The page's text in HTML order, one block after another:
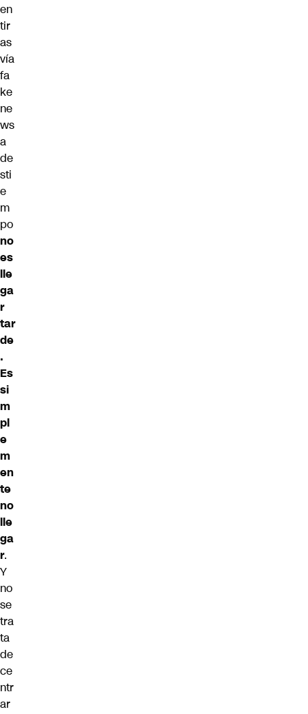
en
tir
as
vía
fa
ke
ne
ws
a
de
sti
e
m
po
no
es
lle
ga
r
tar
de
.
Es
si
m
pl
e
m
en
te
no
lle
ga
r.
Y
no
se
tra
ta
de
ce
ntr
ar